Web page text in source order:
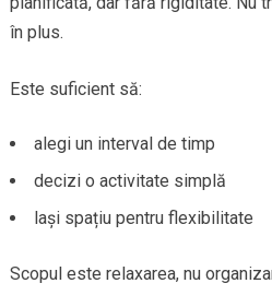
în plus.
Este suficient să:
alegi un interval de timp
decizi o activitate simplă
lași spațiu pentru flexibilitate
Scopul este relaxarea, nu